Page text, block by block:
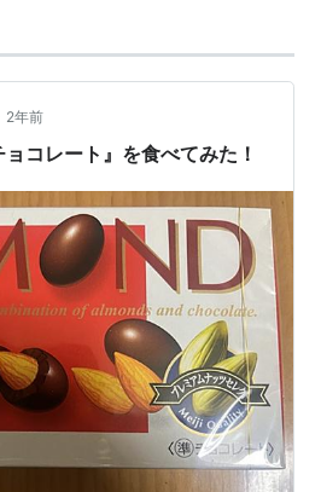
2年前
コレート』を食べてみた！